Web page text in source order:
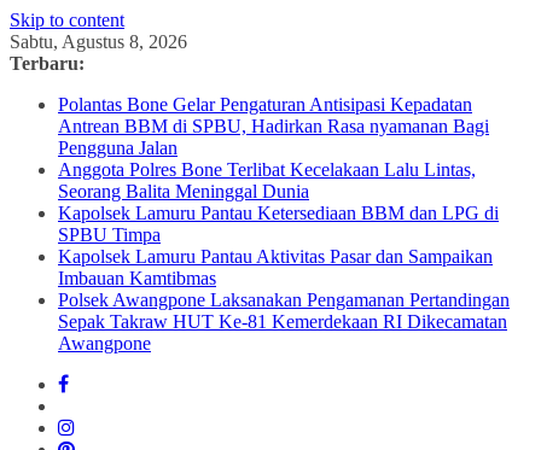
Skip to content
Sabtu, Agustus 8, 2026
Terbaru:
Polantas Bone Gelar Pengaturan Antisipasi Kepadatan
Antrean BBM di SPBU, Hadirkan Rasa nyamanan Bagi
Pengguna Jalan
Anggota Polres Bone Terlibat Kecelakaan Lalu Lintas,
Seorang Balita Meninggal Dunia
Kapolsek Lamuru Pantau Ketersediaan BBM dan LPG di
SPBU Timpa
Kapolsek Lamuru Pantau Aktivitas Pasar dan Sampaikan
Imbauan Kamtibmas
Polsek Awangpone Laksanakan Pengamanan Pertandingan
Sepak Takraw HUT Ke-81 Kemerdekaan RI Dikecamatan
Awangpone